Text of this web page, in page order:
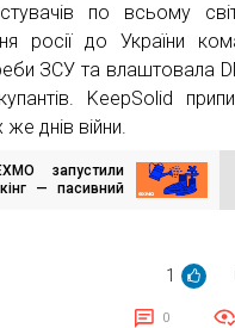
по всьому
росії до України
ЗСУ та влаштовала
KeepSolid
днів війни.
запустили
— пасивний
1
0